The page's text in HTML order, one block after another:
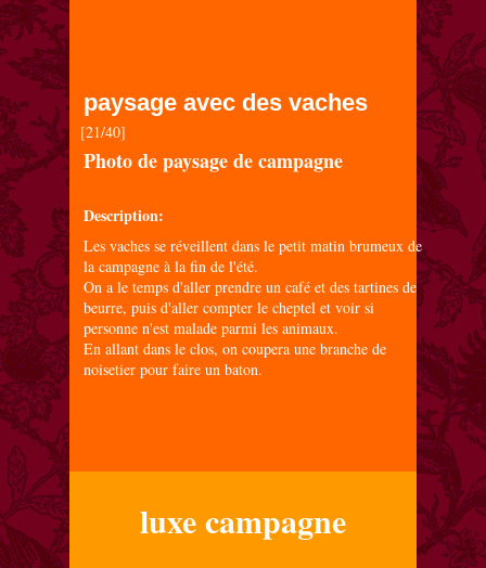
paysage avec des vaches
[21/40]
Photo de paysage de campagne
Description:
Les vaches se réveillent dans le petit matin brumeux de
la campagne à la fin de l'été.
On a le temps d'aller prendre un café et des tartines de
beurre, puis d'aller compter le cheptel et voir si
personne n'est malade parmi les animaux.
En allant dans le clos, on coupera une branche de
noisetier pour faire un baton.
luxe campagne